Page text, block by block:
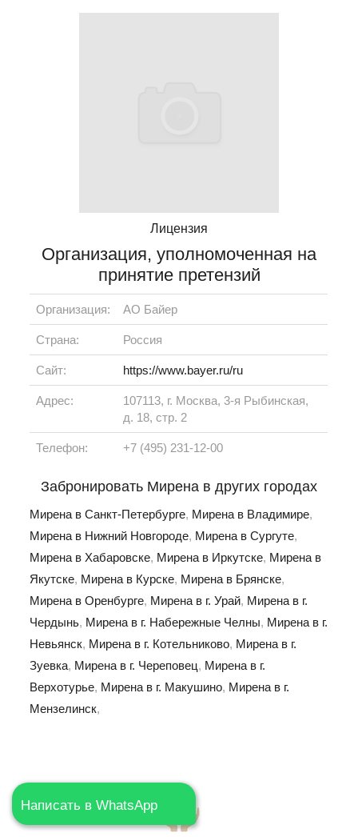
Лицензия
Организация, уполномоченная на
принятие претензий
Организация: АО Байер
Страна: Россия
Сайт: https://www.bayer.ru/ru
Адрес:
107113, г. Москва, 3-я Рыбинская,
д. 18, стр. 2
Телефон: +7 (495) 231-12-00
Забронировать Мирена в других городах
Мирена в Санкт-Петербурге, Мирена в Владимире,
Мирена в Нижний Новгороде, Мирена в Сургуте,
Мирена в Хабаровске, Мирена в Иркутске, Мирена в
Якутске, Мирена в Курске, Мирена в Брянске,
Мирена в Оренбурге, Мирена в г. Урай, Мирена в г.
Чердынь, Мирена в г. Набережные Челны, Мирена в г.
Невьянск, Мирена в г. Котельниково, Мирена в г.
Зуевка, Мирена в г. Череповец, Мирена в г.
Верхотурье, Мирена в г. Макушино, Мирена в г.
Мензелинск,
Написать в WhatsApp